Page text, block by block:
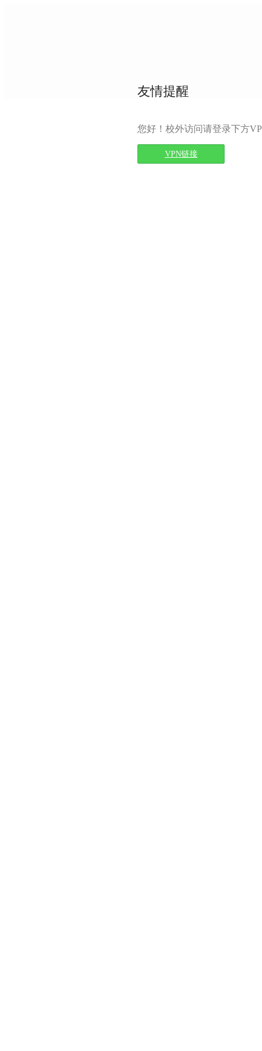
友情提醒
您好！校外访问请登录下方
VPN链接